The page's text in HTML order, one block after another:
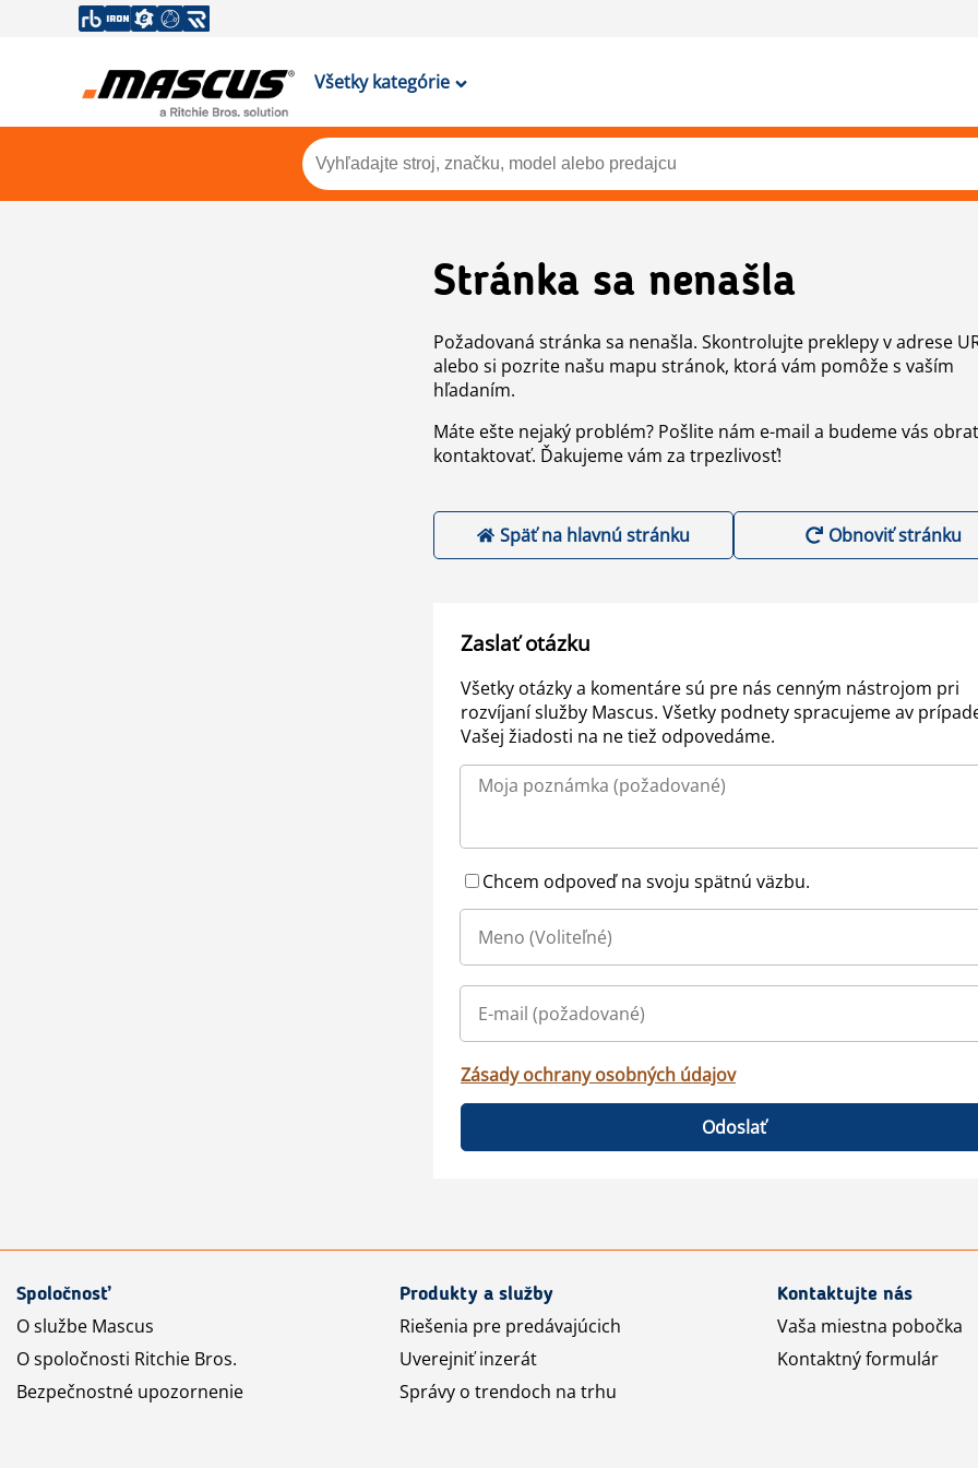
Všetky kategórie
Stránka sa nenašla
Požadovaná stránka sa nenašla. Skontrolujte preklepy v adrese
alebo si pozrite našu mapu stránok, ktorá vám pomôže s vaším
hľadaním.
Máte ešte nejaký problém? Pošlite nám e-mail a budeme vás
kontaktovať. Ďakujeme vám za trpezlivosť!
Späť na hlavnú stránku Obnoviť stránku
Zaslať otázku
Všetky otázky a komentáre sú pre nás cenným nástrojom pri
rozvíjaní služby Mascus. Všetky podnety spracujeme av
Vašej žiadosti na ne tiež odpovedáme.
Chcem odpoveď na svoju spätnú väzbu.
Zásady ochrany osobných údajov
Odoslať
Spoločnosť
O službe Mascus
O spoločnosti Ritchie Bros.
Bezpečnostné upozornenie
Produkty a služby
Riešenia pre predávajúcich
Uverejniť inzerát
Správy o trendoch na trhu
Kontaktujte nás
Vaša miestna pobočka
Kontaktný formulár